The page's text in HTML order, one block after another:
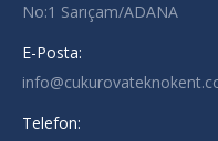
No:1 Sarıçam/ADANA
E-Posta:
Telefon: